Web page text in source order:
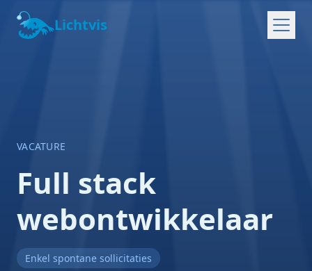
Lichtvis
VACATURE
Full stack
webontwikkelaar
Enkel spontane sollicitaties